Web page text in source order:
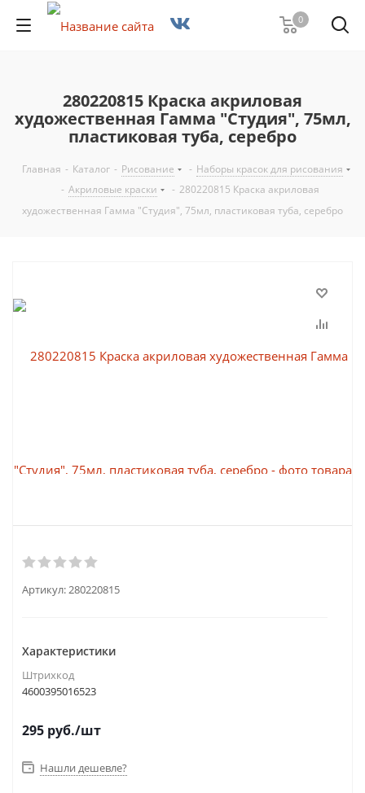
0
280220815 Краска акриловая
художественная Гамма "Студия", 75мл,
пластиковая туба, серебро
Главная - Каталог - Рисование - Наборы красок для рисования
- Акриловые краски - 280220815 Краска акриловая
художественная Гамма "Студия", 75мл, пластиковая туба, серебро
Артикул:280220815
Характеристики
Штрихкод
4600395016523
295 руб./шт
Нашли дешевле?